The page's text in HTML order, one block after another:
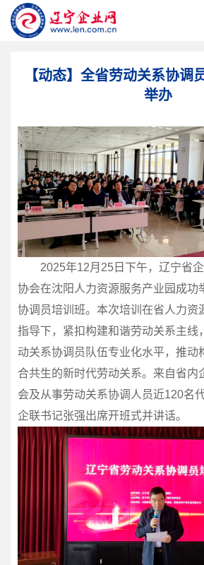
【动态】全省劳动关系协调
举办
2025年12月25日下午，辽宁省
协会在沈阳人力资源服务产业园成功
协调员培训班。本次培训在省人力资
指导下，紧扣构建和谐劳动关系主线
动关系协调员队伍专业化水平，推动
合共生的新时代劳动关系。来自省内
会及从事劳动关系协调人员近120名
企联书记张强出席开班式并讲话。